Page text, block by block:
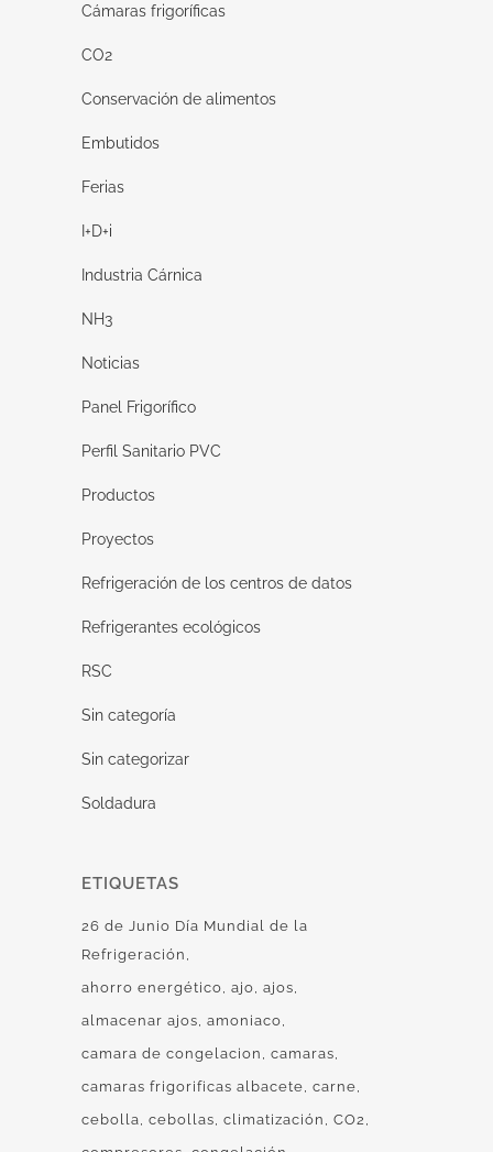
Cámaras frigoríficas
CO2
Conservación de alimentos
Embutidos
Ferias
I+D+i
Industria Cárnica
NH3
Noticias
Panel Frigorífico
Perfil Sanitario PVC
Productos
Proyectos
Refrigeración de los centros de datos
Refrigerantes ecológicos
RSC
Sin categoría
Sin categorizar
Soldadura
ETIQUETAS
26 de Junio Día Mundial de la
Refrigeración
ahorro energético ajo ajos
almacenar ajos amoniaco
camara de congelacion
camaras
camaras frigorificas albacete carne
cebolla cebollas climatización
CO2